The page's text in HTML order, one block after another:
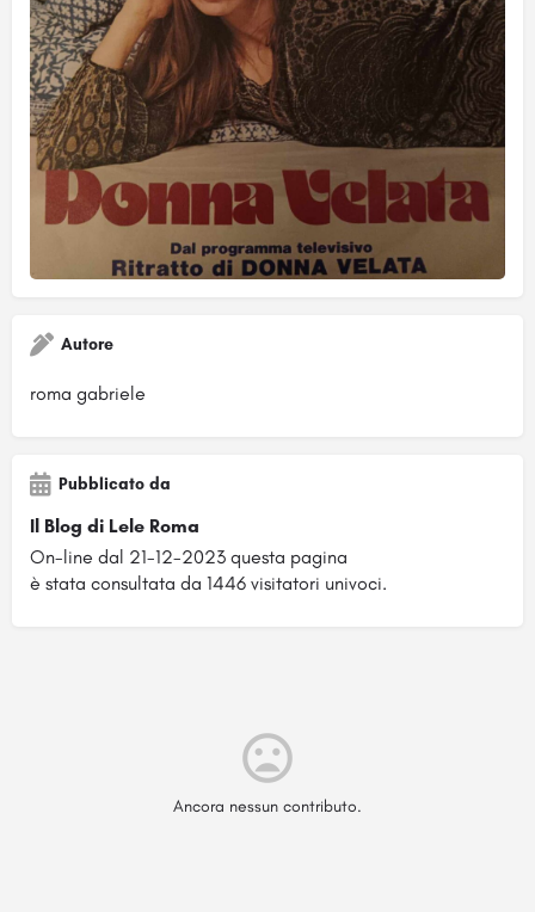
Autore
roma gabriele
Pubblicato da
Il Blog di Lele Roma
On-line dal 21-12-2023 questa pagina
è stata consultata da 1446 visitatori univoci.
Ancora nessun contributo.